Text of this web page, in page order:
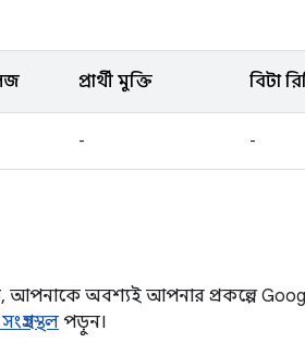
প্রার্থী মুক্তি বিটা
- -
অবশ্যই আপনার প্রকল্পে
পড়ুন।